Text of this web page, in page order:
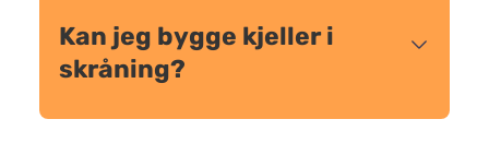
Kan jeg bygge kjeller i
skråning?